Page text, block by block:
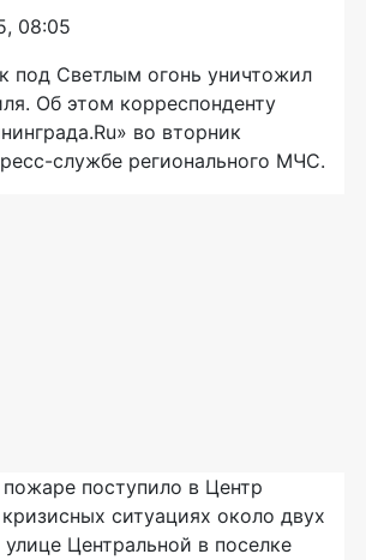
08:05
под Светлым огонь уничтожил
Об этом корреспонденту
во вторник
службе регионального МЧС.
поступило в Центр
ситуациях около двух
Центральной в поселке